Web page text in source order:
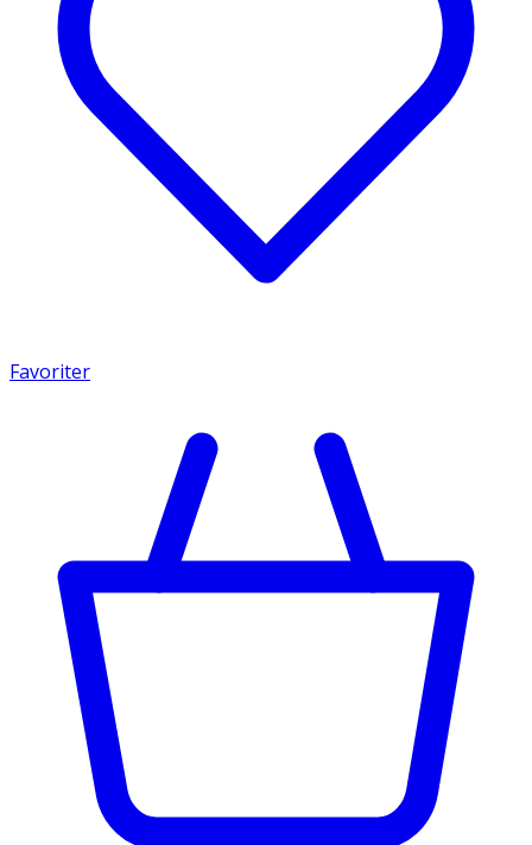
Favoriter